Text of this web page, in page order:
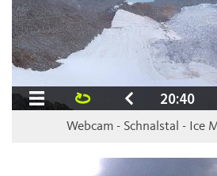
Webcam - Schnalstal - Ice